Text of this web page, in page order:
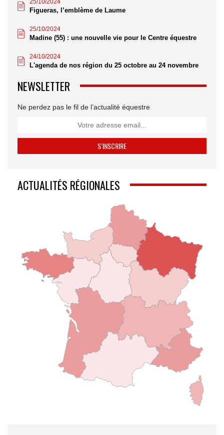
Figueras, l’emblème de Laume
25/10/2024
Madine (55) : une nouvelle vie pour le Centre équestre
24/10/2024
L'agenda de nos région du 25 octobre au 24 novembre
NEWSLETTER
Ne perdez pas le fil de l’actualité équestre
ACTUALITÉS RÉGIONALES